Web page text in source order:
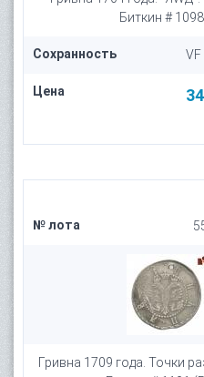
Биткин #
Сохранность VF
Цена
№ лота
Гривна 1709 года. Точки